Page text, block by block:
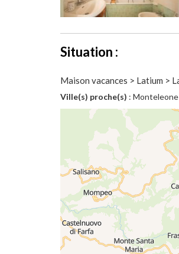
Situation :
Maison vacances > Latium >
Ville(s) proche(s) : Monteleone